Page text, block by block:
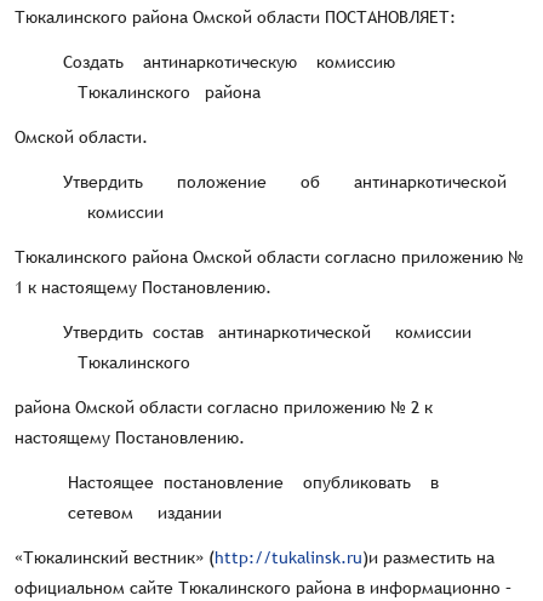
Тюкалинского района Омской области ПОСТАНОВЛЯЕТ:
Создать антинаркотическую комиссию
Тюкалинского района
Омской области.
Утвердить положение об антинаркотической
комиссии
Тюкалинского района Омской области согласно приложению №
1 к настоящему Постановлению.
Утвердить состав антинаркотической комиссии
Тюкалинского
района Омской области согласно приложению № 2 к
настоящему Постановлению.
Настоящее постановление опубликовать в
сетевом издании
«Тюкалинский вестник» (http://tukalinsk.ru)и разместить на
официальном сайте Тюкалинского района в информационно –